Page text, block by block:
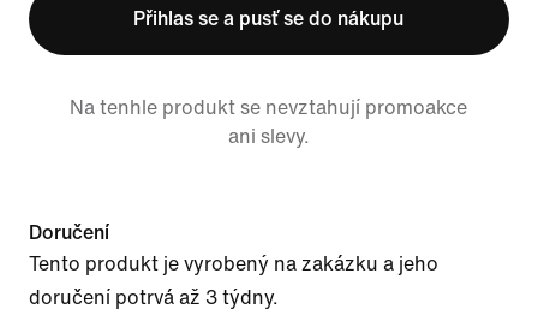
Přihlas se a pusť se do nákupu
Na tenhle produkt se nevztahují promoakce
ani slevy.
Doručení
Tento produkt je vyrobený na zakázku a jeho
doručení potrvá až 3 týdny.